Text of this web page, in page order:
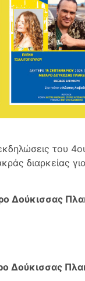
του
διαρκείας
Δούκισσας
Δούκισσας